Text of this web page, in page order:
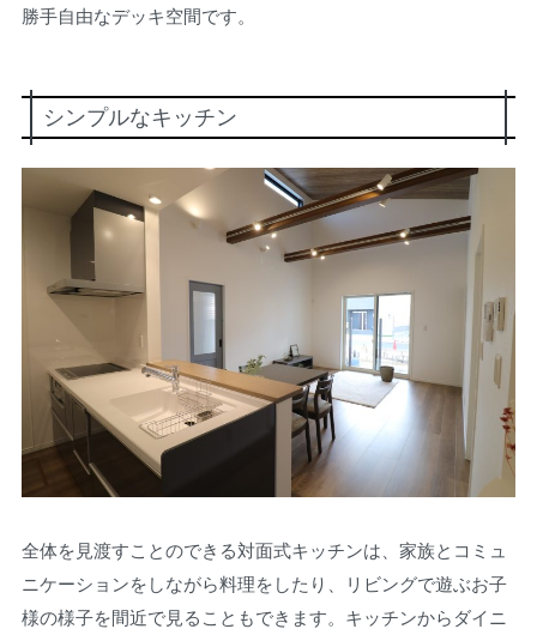
勝手自由なデッキ空間です。
シンプルなキッチン
全体を見渡すことのできる対面式キッチンは、家族とコミュ
ニケーションをしながら料理をしたり、リビングで遊ぶお子
様の様子を間近で見ることもできます。キッチンからダイニ